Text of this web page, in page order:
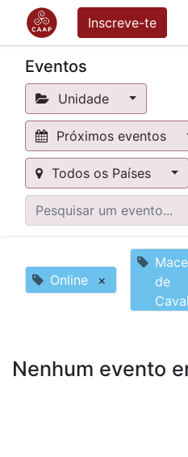
Inscreve-te
Eventos
Unidade
Próximos eventos
Todos os Países
Online ×
de
Nenhum evento